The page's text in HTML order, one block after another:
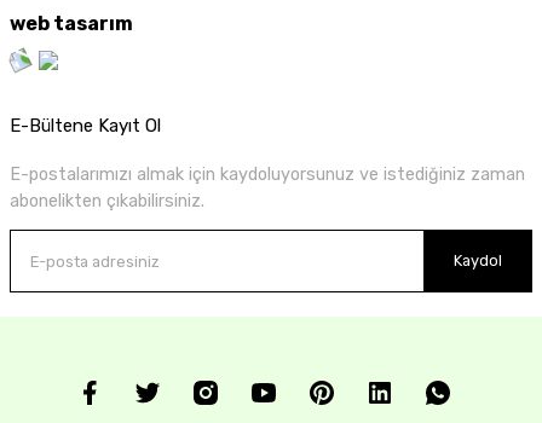
web tasarım
E-Bültene Kayıt Ol
E-postalarımızı almak için kaydoluyorsunuz ve istediğiniz zaman
abonelikten çıkabilirsiniz.
Kaydol